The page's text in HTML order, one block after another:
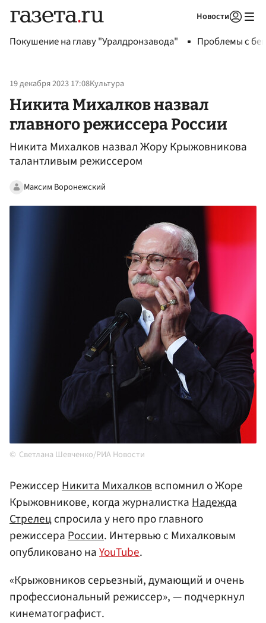
Новости
Покушение на главу "Уралдронзавода" Проблемы с
19 декабря 2023 17:08Культура
Никита Михалков назвал
главного режиссера России
Никита Михалков назвал Жору Крыжовникова
талантливым режиссером
Максим Воронежский
Светлана Шевченко/РИА Новости
РежиссерНикита Михалковвспомнил о Жоре
Крыжовникове, когда журналисткаНадежда
Стрелецспросила у него про главного
режиссераРоссии. Интервью с Михалковым
опубликовано наYouTube.
«Крыжовников серьезный, думающий и очень
профессиональный режиссер», — подчеркнул
кинематографист.